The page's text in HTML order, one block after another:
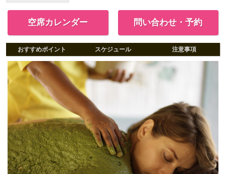
空席カレンダー 問い合わせ・予約
おすすめポイント スケジュール 注意事項